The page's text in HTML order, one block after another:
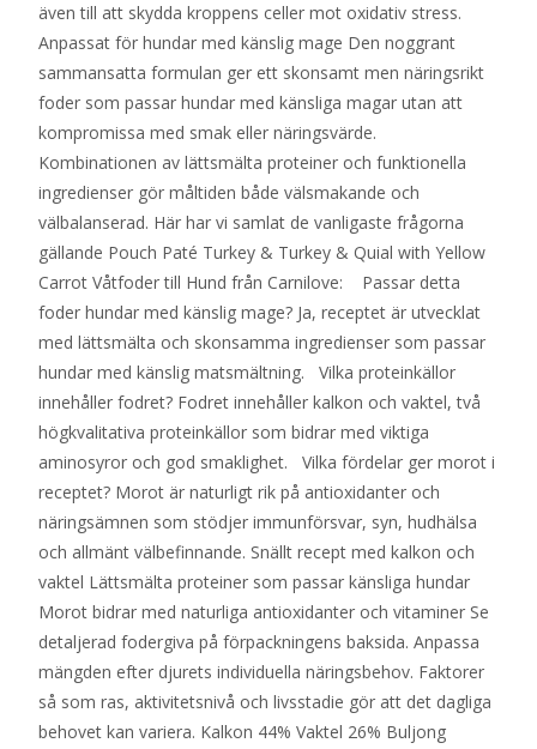
även till att skydda kroppens celler mot oxidativ stress.
Anpassat för hundar med känslig mage Den noggrant
sammansatta formulan ger ett skonsamt men näringsrikt
foder som passar hundar med känsliga magar utan att
kompromissa med smak eller näringsvärde.
Kombinationen av lättsmälta proteiner och funktionella
ingredienser gör måltiden både välsmakande och
välbalanserad. Här har vi samlat de vanligaste frågorna
gällande Pouch Paté Turkey & Turkey & Quial with Yellow
Carrot Våtfoder till Hund från Carnilove: Passar detta
foder hundar med känslig mage? Ja, receptet är utvecklat
med lättsmälta och skonsamma ingredienser som passar
hundar med känslig matsmältning. Vilka proteinkällor
innehåller fodret? Fodret innehåller kalkon och vaktel, två
högkvalitativa proteinkällor som bidrar med viktiga
aminosyror och god smaklighet. Vilka fördelar ger morot i
receptet? Morot är naturligt rik på antioxidanter och
näringsämnen som stödjer immunförsvar, syn, hudhälsa
och allmänt välbefinnande. Snällt recept med kalkon och
vaktel Lättsmälta proteiner som passar känsliga hundar
Morot bidrar med naturliga antioxidanter och vitaminer Se
detaljerad fodergiva på förpackningens baksida. Anpassa
mängden efter djurets individuella näringsbehov. Faktorer
så som ras, aktivitetsnivå och livsstadie gör att det dagliga
behovet kan variera. Kalkon 44% Vaktel 26% Buljong